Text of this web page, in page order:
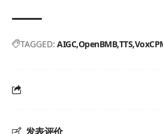
TAGGED: AIGC OpenBMB TTS
发表评价